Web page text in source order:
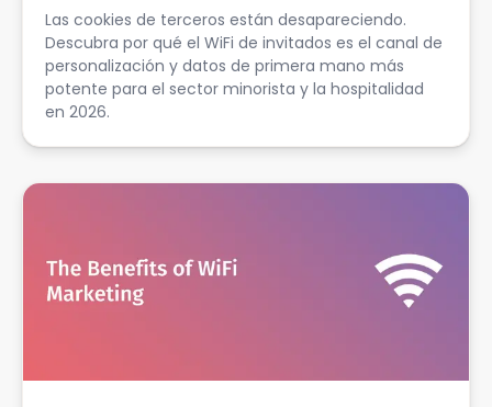
Las cookies de terceros están desapareciendo.
Descubra por qué el WiFi de invitados es el canal de
personalización y datos de primera mano más
potente para el sector minorista y la hospitalidad
en 2026.